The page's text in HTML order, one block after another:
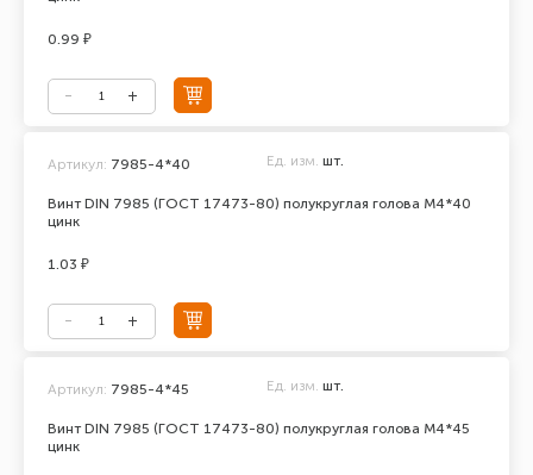
0.99 ₽
Винт DIN 7985 (ГОСТ 17473-80) полукруглая голова М4*40
цинк
Артикул: 7985-4*40 Ед. изм. шт.
1.03 ₽
Винт DIN 7985 (ГОСТ 17473-80) полукруглая голова М4*45
цинк
Артикул: 7985-4*45 Ед. изм. шт.